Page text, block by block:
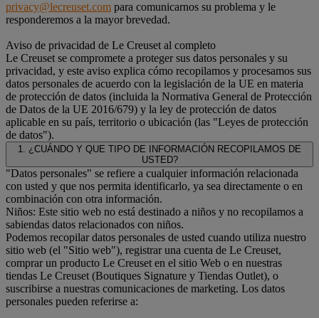
privacy@lecreuset.com para comunicarnos su problema y le
responderemos a la mayor brevedad.
Aviso de privacidad de Le Creuset al completo
Le Creuset se compromete a proteger sus datos personales y su
privacidad, y este aviso explica cómo recopilamos y procesamos sus
datos personales de acuerdo con la legislación de la UE en materia
de protección de datos (incluida la Normativa General de Protección
de Datos de la UE 2016/679) y la ley de protección de datos
aplicable en su país, territorio o ubicación (las "Leyes de protección
de datos").
1. ¿CUÁNDO Y QUE TIPO DE INFORMACIÓN RECOPILAMOS DE
USTED?
"Datos personales" se refiere a cualquier información relacionada
con usted y que nos permita identificarlo, ya sea directamente o en
combinación con otra información.
Niños: Este sitio web no está destinado a niños y no recopilamos a
sabiendas datos relacionados con niños.
Podemos recopilar datos personales de usted cuando utiliza nuestro
sitio web (el "Sitio web"), registrar una cuenta de Le Creuset,
comprar un producto Le Creuset en el sitio Web o en nuestras
tiendas Le Creuset (Boutiques Signature y Tiendas Outlet), o
suscribirse a nuestras comunicaciones de marketing. Los datos
personales pueden referirse a: